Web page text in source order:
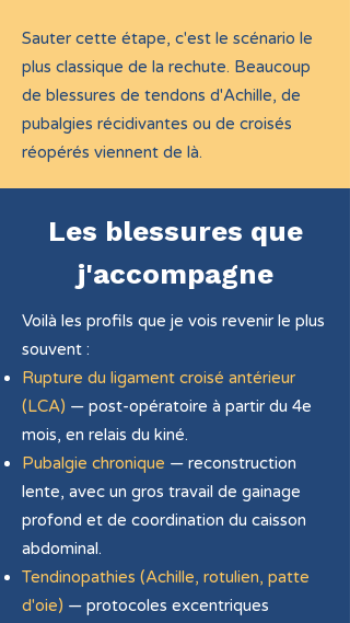
Sauter cette étape, c'est le scénario le
plus classique de la rechute. Beaucoup
de blessures de tendons d'Achille, de
pubalgies récidivantes ou de croisés
réopérés viennent de là.
Les blessures que
j'accompagne
Voilà les profils que je vois revenir le plus
souvent :
Rupture du ligament croisé antérieur
(LCA) — post-opératoire à partir du 4e
mois, en relais du kiné.
Pubalgie chronique — reconstruction
lente, avec un gros travail de gainage
profond et de coordination du caisson
abdominal.
Tendinopathies (Achille, rotulien, patte
d'oie) — protocoles excentriques